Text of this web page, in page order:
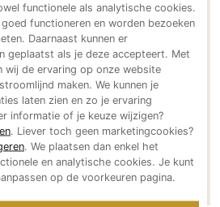
op
functionele als analytische cookies.
functioneren en worden bezoeken
Daarnaast kunnen er
geplaatst als je deze accepteert. Met
wij de ervaring op onze website
maken. We kunnen je
laten zien en zo je ervaring
informatie of je keuze wijzigen?
. Liever toch geen marketingcookies?
. We plaatsen dan enkel het
en analytische cookies. Je kunt
op de voorkeuren pagina.